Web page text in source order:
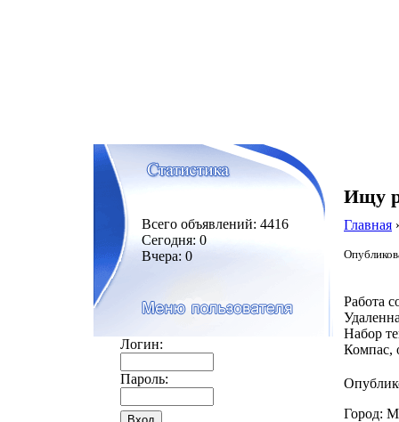
Всего объявлений: 4416
Сегодня: 0
Вчера: 0
Логин:
Пароль:
Ищу
Главная
Работа
Набор
Компас,
Город: